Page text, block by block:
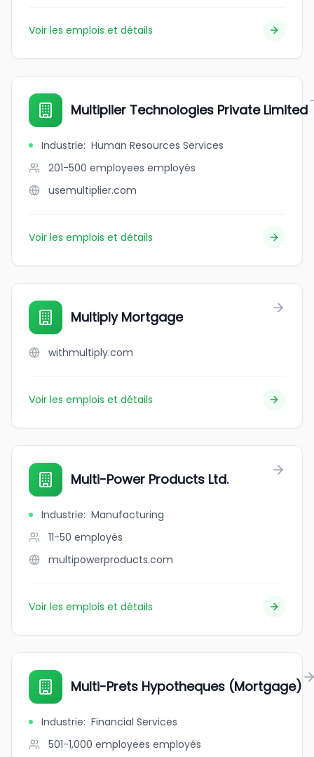
Voir les emplois et détails
Multiplier Technologies Private Limited
Industrie: Human Resources Services
201-500 employees employés
usemultiplier.com
Voir les emplois et détails
Multiply Mortgage
withmultiply.com
Voir les emplois et détails
Multi-Power Products Ltd.
Industrie: Manufacturing
11-50 employés
multipowerproducts.com
Voir les emplois et détails
Multi-Prets Hypotheques (Mortgage)
Industrie: Financial Services
501-1,000 employees employés